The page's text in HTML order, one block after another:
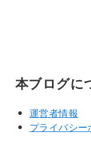
本ブログに
運営者情報
プライバシー